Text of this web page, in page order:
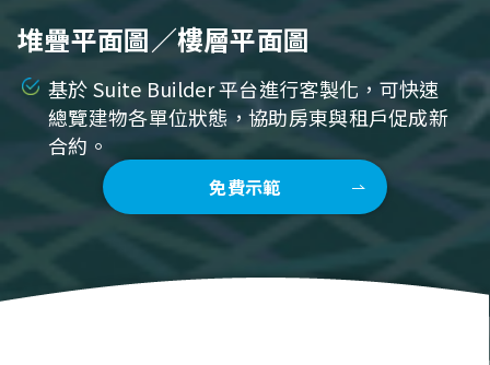
堆疊平面圖／樓層平面圖
基於 Suite Builder 平台進行客製化，可快速
總覽建物各單位狀態，協助房東與租戶促成新
合約。
免費示範